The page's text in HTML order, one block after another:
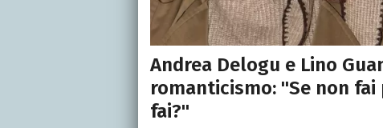
Andrea Delogu e Lino
romanticismo: "Se non
fai?"